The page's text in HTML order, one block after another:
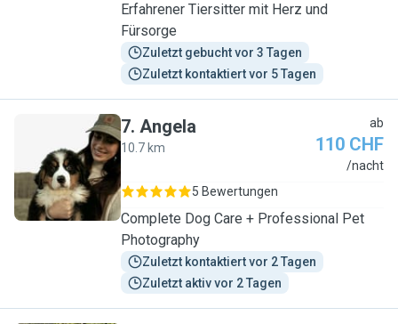
Erfahrener Tiersitter mit Herz und
Fürsorge
Zuletzt gebucht vor 3 Tagen
Zuletzt kontaktiert vor 5 Tagen
A
7. Angela
10.7 km
ab
110 CHF
/nacht
5 Bewertungen
Complete Dog Care + Professional Pet
Photography
Zuletzt kontaktiert vor 2 Tagen
Zuletzt aktiv vor 2 Tagen